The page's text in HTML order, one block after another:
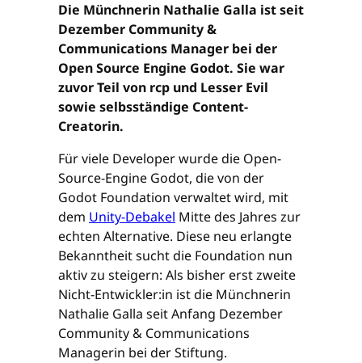
Die Münchnerin Nathalie Galla ist seit
Dezember Community &
Communications Manager bei der
Open Source Engine Godot. Sie war
zuvor Teil von rcp und Lesser Evil
sowie selbsständige Content-
Creatorin.
Für viele Developer wurde die Open-
Source-Engine Godot, die von der
Godot Foundation verwaltet wird, mit
dem Unity-Debakel Mitte des Jahres zur
echten Alternative. Diese neu erlangte
Bekanntheit sucht die Foundation nun
aktiv zu steigern: Als bisher erst zweite
Nicht-Entwickler:in ist die Münchnerin
Nathalie Galla seit Anfang Dezember
Community & Communications
Managerin bei der Stiftung.